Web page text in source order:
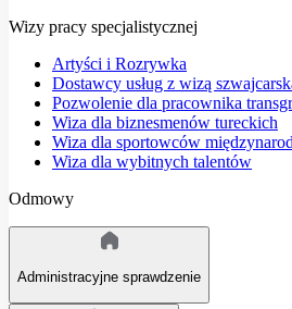
Wizy pracy specjalistycznej
Artyści i Rozrywka
Dostawcy usług z wizą
Pozwolenie dla pracownika
Wiza dla biznesmenów tureckich
Wiza dla sportowców
Wiza dla wybitnych talentów
Odmowy
Administracyjne sprawdzenie